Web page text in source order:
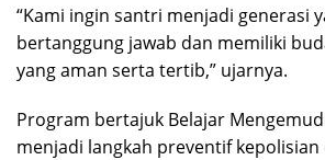
“Kami ingin santri menjadi generasi
bertanggung jawab dan memiliki
yang aman serta tertib,” ujarnya.
Program bertajuk Belajar
menjadi langkah preventif